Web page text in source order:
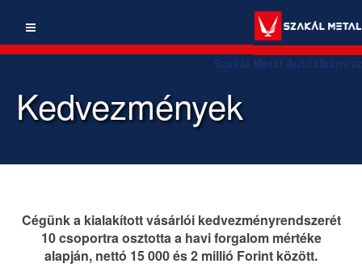
Szakál Metal Autóalkatrész
Kedvezmények
Cégünk a kialakított vásárlói kedvezményrendszerét
10 csoportra osztotta a havi forgalom mértéke
alapján, nettó 15 000 és 2 millió Forint között.